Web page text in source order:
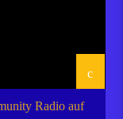
Radio auf